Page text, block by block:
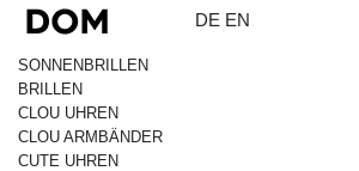
DE EN
SONNENBRILLEN
BRILLEN
CLOU UHREN
CLOU ARMBÄNDER
CUTE UHREN